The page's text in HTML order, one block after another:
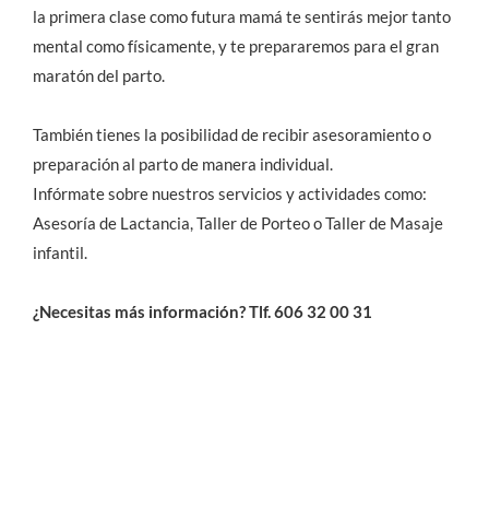
la primera clase como futura mamá te sentirás mejor tanto
mental como físicamente, y te prepararemos para el gran
maratón del parto.
También tienes la posibilidad de recibir asesoramiento o
preparación al parto de manera individual.
Infórmate sobre nuestros servicios y actividades como:
Asesoría de Lactancia, Taller de Porteo o Taller de Masaje
infantil.
¿Necesitas más información? Tlf. 606 32 00 31